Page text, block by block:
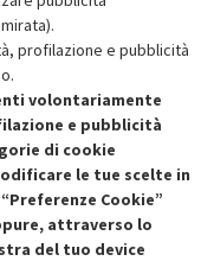
ricondizionato.
dal contratto qui
profilazione e pubblicità
volontariamente
e pubblicità
di cookie
le tue scelte in
Cookie”
attraverso lo
del tuo device